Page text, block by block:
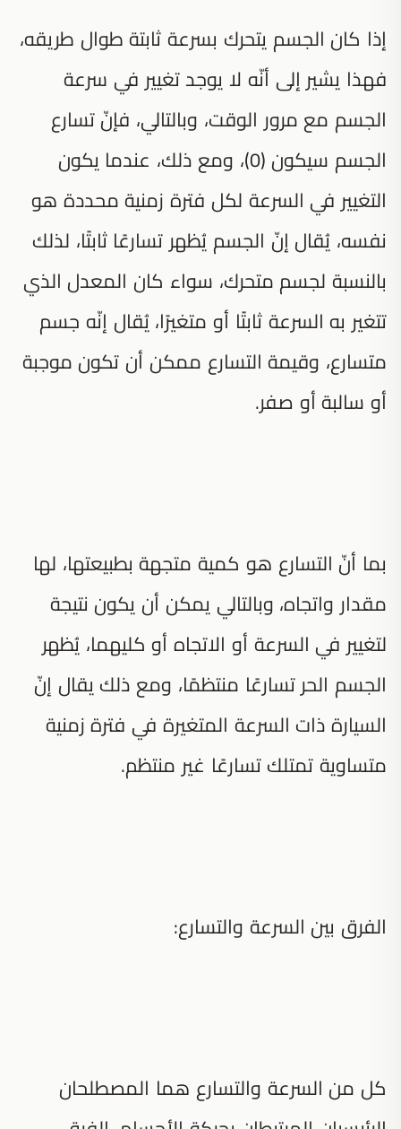
إذا كان الجسم يتحرك بسرعة ثابتة طوال طريقه،
فهذا يشير إلى أنّه لا يوجد تغيير في سرعة
الجسم مع مرور الوقت، وبالتالي، فإنّ تسارع
الجسم سيكون (0)، ومع ذلك، عندما يكون
التغيير في السرعة لكل فترة زمنية محددة هو
نفسه، يُقال إنّ الجسم يُظهر تسارعًا ثابتًا، لذلك
بالنسبة لجسم متحرك، سواء كان المعدل الذي
تتغير به السرعة ثابتًا أو متغيرًا، يُقال إنّه جسم
متسارع، وقيمة التسارع ممكن أن تكون موجبة
أو سالبة أو صفر.
بما أنّ التسارع هو كمية متجهة بطبيعتها، لها
مقدار واتجاه، وبالتالي يمكن أن يكون نتيجة
لتغيير في السرعة أو الاتجاه أو كليهما، يُظهر
الجسم الحر تسارعًا منتظمًا، ومع ذلك يقال إنّ
السيارة ذات السرعة المتغيرة في فترة زمنية
متساوية تمتلك تسارعًا غير منتظم.
الفرق بين السرعة والتسارع:
كل من السرعة والتسارع هما المصطلحان